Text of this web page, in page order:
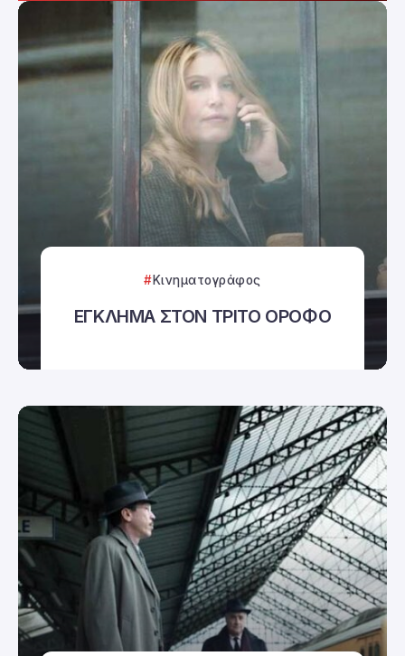
Κινηματογράφος
ΕΓΚΛΗΜΑ ΣΤΟΝ ΤΡΙΤΟ ΟΡΟΦΟ